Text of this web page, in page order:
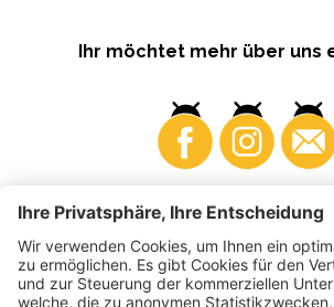
Ihr möchtet mehr über uns
Business